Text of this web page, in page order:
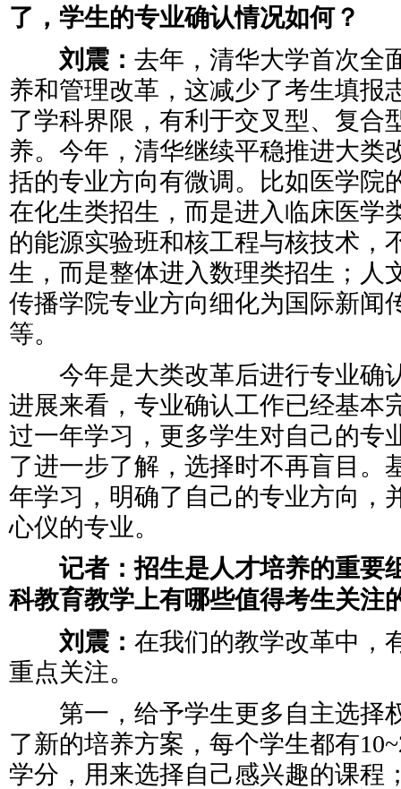
了，学生的专业确认情况如何？
刘震： 去年，清华大学首次全
养和管理改革，这减少了考生填报
了学科界限，有利于交叉型、复合
养。今年，清华继续平稳推进大类
括的专业方向有微调。比如医学院
在化生类招生，而是进入临床医学
的能源实验班和核工程与核技术，
生，而是整体进入数理类招生；人
传播学院专业方向细化为国际新闻
等。
今年是大类改革后进行专业确
进展来看，专业确认工作已经基本
过一年学习，更多学生对自己的专
了进一步了解，选择时不再盲目。
年学习，明确了自己的专业方向，
心仪的专业。
记者：招生是人才培养的重要
科教育教学上有哪些值得考生关注
刘震： 在我们的教学改革中，
重点关注。
第一，给予学生更多自主选择
了新的培养方案，每个学生都有
学分，用来选择自己感兴趣的课程